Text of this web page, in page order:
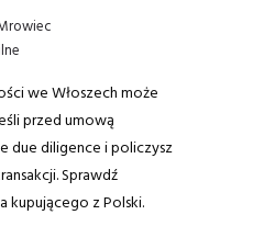
we Włoszech może
przed umową
due diligence i policzysz
Sprawdź
kupującego z Polski.